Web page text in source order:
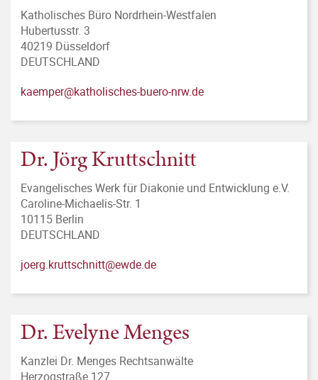
Katholisches Büro Nordrhein-Westfalen
Hubertusstr. 3
40219 Düsseldorf
DEUTSCHLAND
kaemper@katholisches-buero-nrw.de
Dr. Jörg Kruttschnitt
Evangelisches Werk für Diakonie und Entwicklung e.V.
Caroline-Michaelis-Str. 1
10115 Berlin
DEUTSCHLAND
joerg.kruttschnitt@ewde.de
Dr. Evelyne Menges
Kanzlei Dr. Menges Rechtsanwälte
Herzogstraße 127